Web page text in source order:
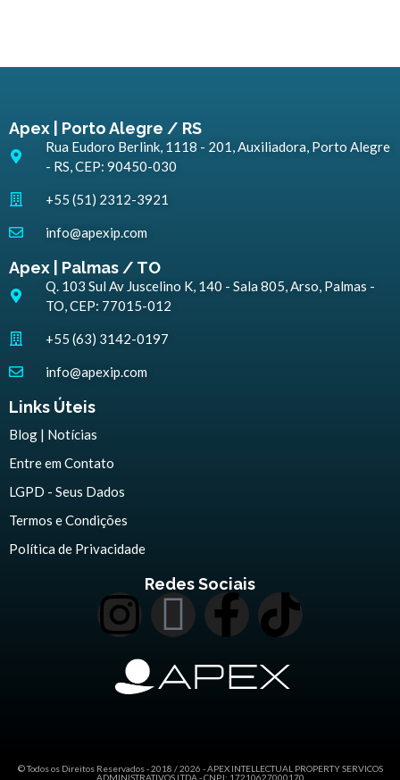
Apex | Porto Alegre / RS
Rua Eudoro Berlink, 1118 - 201, Auxiliadora, Porto Alegre
- RS, CEP: 90450-030
+55 (51) 2312-3921
info@apexip.com
Apex | Palmas / TO
Q. 103 Sul Av Juscelino K, 140 - Sala 805, Arso, Palmas -
TO, CEP: 77015-012
+55 (63) 3142-0197
info@apexip.com
Links Úteis
Blog | Notícias
Entre em Contato
LGPD - Seus Dados
Termos e Condições
Política de Privacidade
Redes Sociais
© Todos os Direitos Reservados - 2018 / 2026 - APEX INTELLECTUAL PROPERTY SERVICOS
ADMINISTRATIVOS LTDA - CNPJ: 17210627000170